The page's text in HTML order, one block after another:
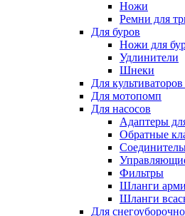
Ножи
Ремни для
Для буров
Ножи для
Удлинители
Шнеки
Для
Для мотопомп
Для насосов
Адаптеры
Обратные
Фильтры
Шланги
Шланги
Для